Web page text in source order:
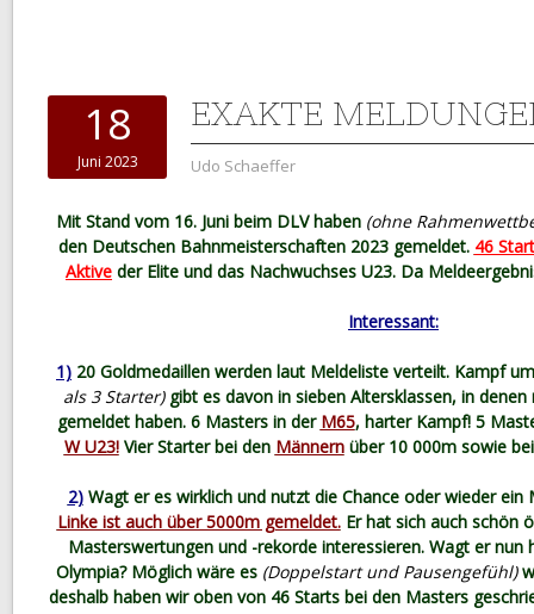
18
Juni 2023
EXAKTE
Udo Schaeffer
Mit Stand vom 16. Juni beim DLV haben (ohne
den Deutschen Bahnmeisterschaften 2023 gemeldet. 46
Aktive der Elite und das Nachwuchses U23. Da
Interessant:
1) 20 Goldmedaillen werden laut Meldeliste verteilt. Kampf
als 3 Starter)gibt es davon in sieben Altersklassen, in
gemeldet haben. 6 Masters in der M65, harter Kampf! 5
W U23!Vier Starter bei den Männernüber 10 000m sowie
2)Wagt er es wirklich und nutzt die Chance oder wieder ein
Linke ist auch über 5000m gemeldet.Er hat sich auch schön
Masterswertungen und -rekorde interessieren. Wagt er nun
Olympia? Möglich wäre es (Doppelstart und Pausengefühl)
deshalb haben wir oben von 46 Starts bei den Masters